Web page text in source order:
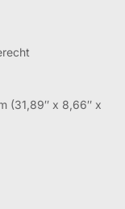
(31,89″ x 8,66″ x